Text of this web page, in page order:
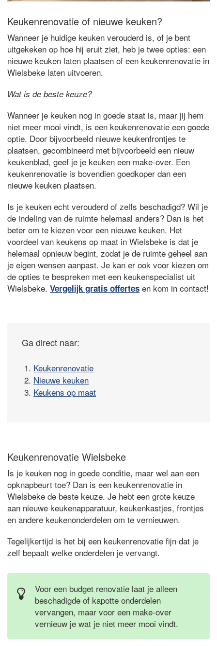
Keukenrenovatie of nieuwe keuken?
Wanneer je huidige keuken verouderd is, of je bent
uitgekeken op hoe hij eruit ziet, heb je twee opties: een
nieuwe keuken laten plaatsen of een keukenrenovatie in
Wielsbeke laten uitvoeren.
Wat is de beste keuze?
Wanneer je keuken nog in goede staat is, maar jij hem
niet meer mooi vindt, is een keukenrenovatie een goede
optie. Door bijvoorbeeld nieuwe keukenfrontjes te
plaatsen, gecombineerd met bijvoorbeeld een nieuw
keukenblad, geef je je keuken een make-over. Een
keukenrenovatie is bovendien goedkoper dan een
nieuwe keuken plaatsen.
Is je keuken echt verouderd of zelfs beschadigd? Wil je
de indeling van de ruimte helemaal anders? Dan is het
beter om te kiezen voor een nieuwe keuken. Het
voordeel van keukens op maat in Wielsbeke is dat je
helemaal opnieuw begint, zodat je de ruimte geheel aan
je eigen wensen aanpast. Je kan er ook voor kiezen om
de opties te bespreken met een keukenspecialist uit
Wielsbeke. Vergelijk gratis offertes en kom in contact!
Ga direct naar:
1. Keukenrenovatie
2. Nieuwe keuken
3. Keukens op maat
Keukenrenovatie Wielsbeke
Is je keuken nog in goede conditie, maar wel aan een
opknapbeurt toe? Dan is een keukenrenovatie in
Wielsbeke de beste keuze. Je hebt een grote keuze
aan nieuwe keukenapparatuur, keukenkastjes, frontjes
en andere keukenonderdelen om te vernieuwen.
Tegelijkertijd is het bij een keukenrenovatie fijn dat je
zelf bepaalt welke onderdelen je vervangt.
Voor een budget renovatie laat je alleen
beschadigde of kapotte onderdelen
vervangen, maar voor een make-over
vernieuw je wat je niet meer mooi vindt.